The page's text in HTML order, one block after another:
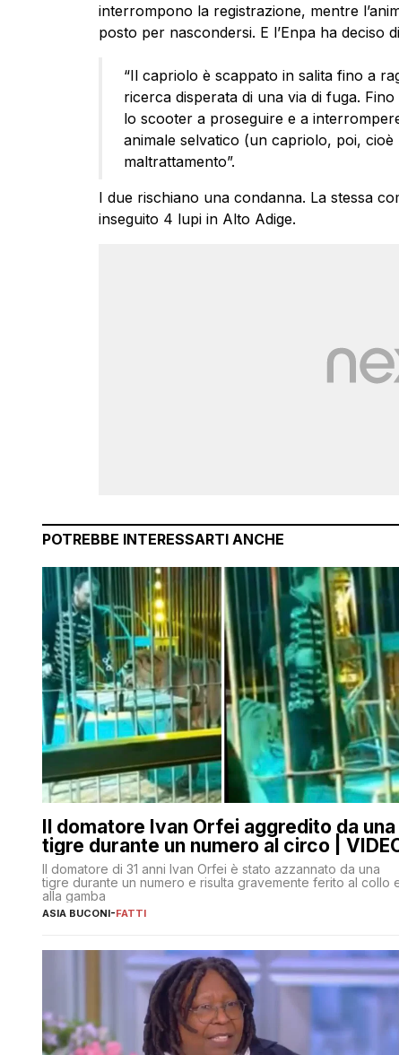
interrompono la registrazione, mentre
posto per nascondersi. E l’Enpa ha deciso
“Il capriolo è scappato in salita fino a
ricerca disperata di una via di fuga.
lo scooter a proseguire e a
animale selvatico (un capriolo, poi,
maltrattamento”.
I due rischiano una condanna. La stessa
inseguito 4 lupi in Alto Adige.
POTREBBE INTERESSARTI ANCHE
Il domatore Ivan Orfei aggredito da una
tigre durante un numero al circo |
Il domatore di 31 anni Ivan Orfei è stato azzannato da una
tigre durante un numero e risulta gravemente ferito al collo
alla gamba
ASIA BUCONI-FATTI